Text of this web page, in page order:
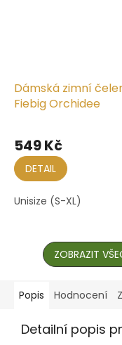
Dámská zimní
Fiebig Orchidee
549 Kč
DETAIL
Unisize (S-XL)
ZOBRAZIT
Popis Hodnocení
Detailní popis